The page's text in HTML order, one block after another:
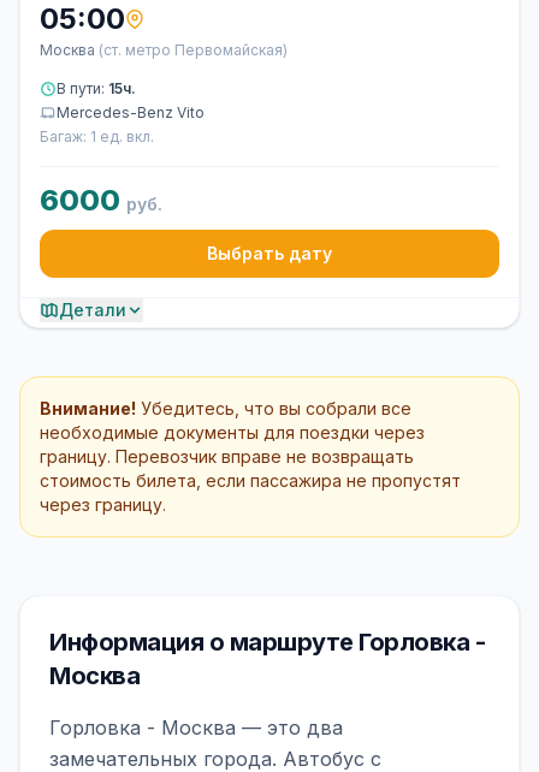
05:00
Москва (ст. метро Первомайская)
В пути: 15ч.
Mercedes-Benz Vito
Багаж: 1 ед. вкл.
6000 руб.
Выбрать дату
Детали
Внимание! Убедитесь, что вы собрали все
необходимые документы для поездки через
границу. Перевозчик вправе не возвращать
стоимость билета, если пассажира не пропустят
через границу.
Информация о маршруте Горловка -
Москва
Горловка - Москва — это два
замечательных города. Автобус с